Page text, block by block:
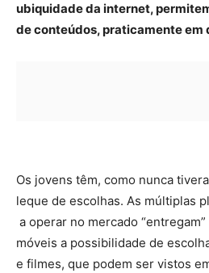
ubiquidade da internet,
de conteúdos, praticamente em
Os jovens têm, como nunca
leque de escolhas. As múltiplas
a operar no mercado
móveis a possibilidade de
e filmes, que podem ser vistos